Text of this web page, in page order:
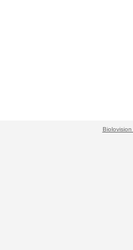
Biolovision